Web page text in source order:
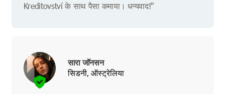
Kreditovství के साथ पैसा कमाया। धन्यवाद!"
सारा जॉनसन
सिडनी, ऑस्ट्रेलिया